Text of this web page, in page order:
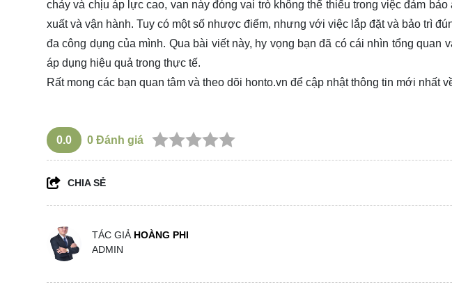
chảy và chịu áp lực cao, van này đóng vai trò không thể thiếu trong việc đảm
xuất và vận hành. Tuy có một số nhược điểm, nhưng với việc lắp đặt và bảo trì
đa công dụng của mình. Qua bài viết này, hy vọng bạn đã có cái nhìn tổng quan
áp dụng hiệu quả trong thực tế.
Rất mong các bạn quan tâm và theo dõi honto.vn để cập nhật thông tin mới nhất
0.0 0 Đánh giá
CHIA SẺ
TÁC GIẢ HOÀNG PHI
ADMIN